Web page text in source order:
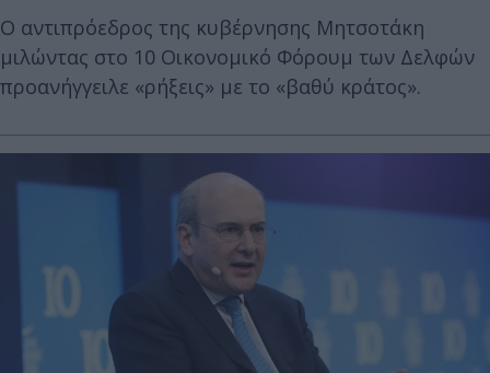
Ο αντιπρόεδρος της κυβέρνησης Μητσοτάκη
μιλώντας στο 10 Οικονομικό Φόρουμ των Δελφών
προανήγγειλε «ρήξεις» με το «βαθύ κράτος».